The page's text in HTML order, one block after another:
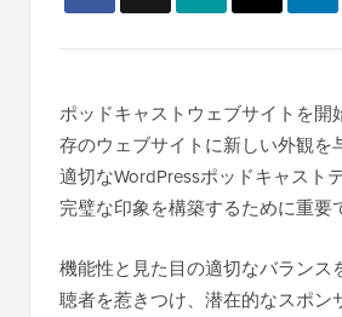
ポッドキャストウェブサイトを開
存のウェブサイトに新しい外観を
適切なWordPressポッドキャスト
完璧な印象を構築するために重要
機能性と見た目の適切なバランス
聴者を惹きつけ、潜在的なスポン